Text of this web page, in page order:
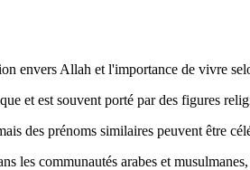
envers Allah et l'importance de vivre
et est souvent porté par des figures
des prénoms similaires peuvent être
les communautés arabes et